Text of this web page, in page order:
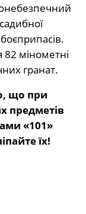
мінометні
гранат.
що при
предметів
«101»
їх!